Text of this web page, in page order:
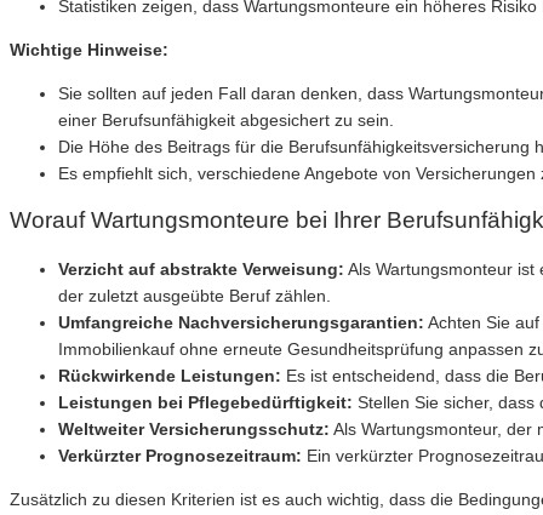
Statistiken zeigen, dass Wartungsmonteure ein höheres
Wichtige Hinweise:
Sie sollten auf jeden Fall daran denken, dass
einer Berufsunfähigkeit abgesichert zu sein.
Die Höhe des Beitrags für die
Es empfiehlt sich, verschiedene Angebote von
Worauf Wartungsmonteure bei Ihrer
Verzicht auf abstrakte Verweisung: Als Wartungsmonteur
der zuletzt ausgeübte Beruf zählen.
Umfangreiche Nachversicherungsgarantien: Achten Sie
Immobilienkauf ohne erneute Gesundheitsprüfung anpassen
Rückwirkende Leistungen: Es ist entscheidend, dass die
Leistungen bei Pflegebedürftigkeit: Stellen Sie sicher,
Weltweiter Versicherungsschutz: Als Wartungsmonteur, der
Verkürzter Prognosezeitraum: Ein verkürzter
Zusätzlich zu diesen Kriterien ist es auch wichtig, dass die